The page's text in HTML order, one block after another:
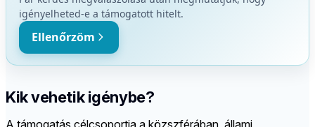
igényelheted-e a támogatott hitelt.
Ellenőrzöm
Kik vehetik igénybe?